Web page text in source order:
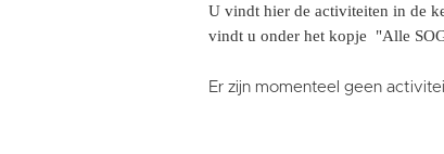
U vindt hier de activiteiten in de
vindt u onder het kopje "Alle
Er zijn momenteel geen